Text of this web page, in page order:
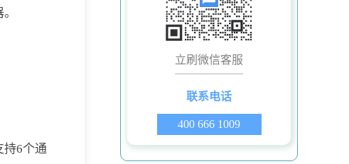
持6个通
立刷微信客服
联系电话
400 666 1009